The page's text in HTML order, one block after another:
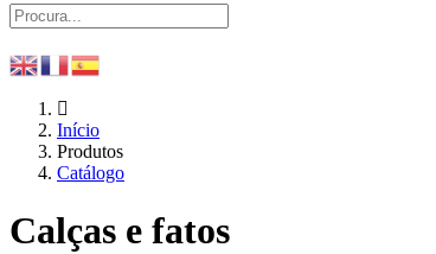
Início
Produtos
Catálogo
Calças e fatos